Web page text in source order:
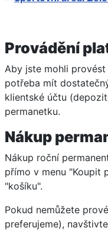
Provádění
Aby jste mohli
potřeba mít
klientské účtu
permanetku.
Nákup
Nákup roční
přímo v menu "Koupit
"košíku".
Pokud nemůžete
preferujeme),